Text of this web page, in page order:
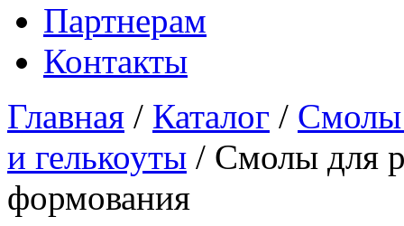
Партнерам
Контакты
Главная / Каталог / Смолы
и гелькоуты / Смолы для
формования